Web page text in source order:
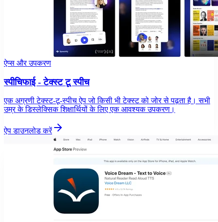
ऐप्स और उपकरण
स्पीचिफाई - टेक्स्ट टू स्पीच
एक अग्रणी टेक्स्ट-टू-स्पीच ऐप जो किसी भी टेक्स्ट को जोर से पढ़ता है। सभी
उम्र के डिस्लेक्सिक शिक्षार्थियों के लिए एक आवश्यक उपकरण।
ऐप डाउनलोड करें